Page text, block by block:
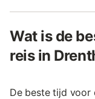
Wat is de
reis in
De beste tijd voor